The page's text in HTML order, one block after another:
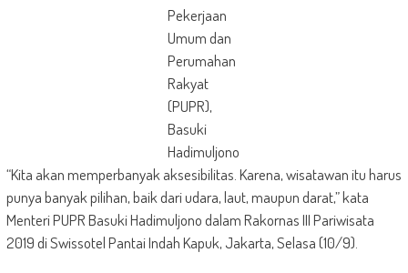
Pekerjaan
Umum dan
Perumahan
Rakyat
(PUPR),
Basuki
Hadimuljono
“Kita akan memperbanyak aksesibilitas. Karena, wisatawan itu harus
punya banyak pilihan, baik dari udara, laut, maupun darat,” kata
Menteri PUPR Basuki Hadimuljono dalam Rakornas III Pariwisata
2019 di Swissotel Pantai Indah Kapuk, Jakarta, Selasa (10/9).